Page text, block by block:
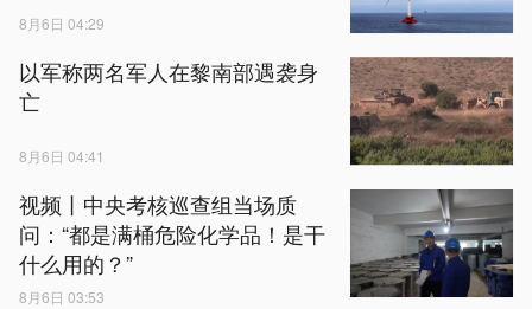
8月6日 04:29
以军称两名军人在黎南部遇袭身
亡
8月6日 04:41
视频丨中央考核巡查组当场质
问：“都是满桶危险化学品！是干
什么用的？”
8月6日 03:53